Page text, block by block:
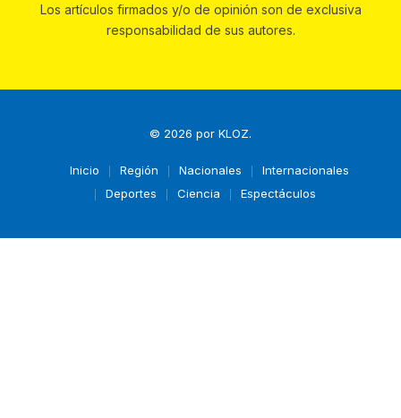
Los artículos firmados y/o de opinión son de exclusiva
responsabilidad de sus autores.
© 2026 por KLOZ.
Inicio Región Nacionales
Internacionales
Deportes
Ciencia Espectáculos